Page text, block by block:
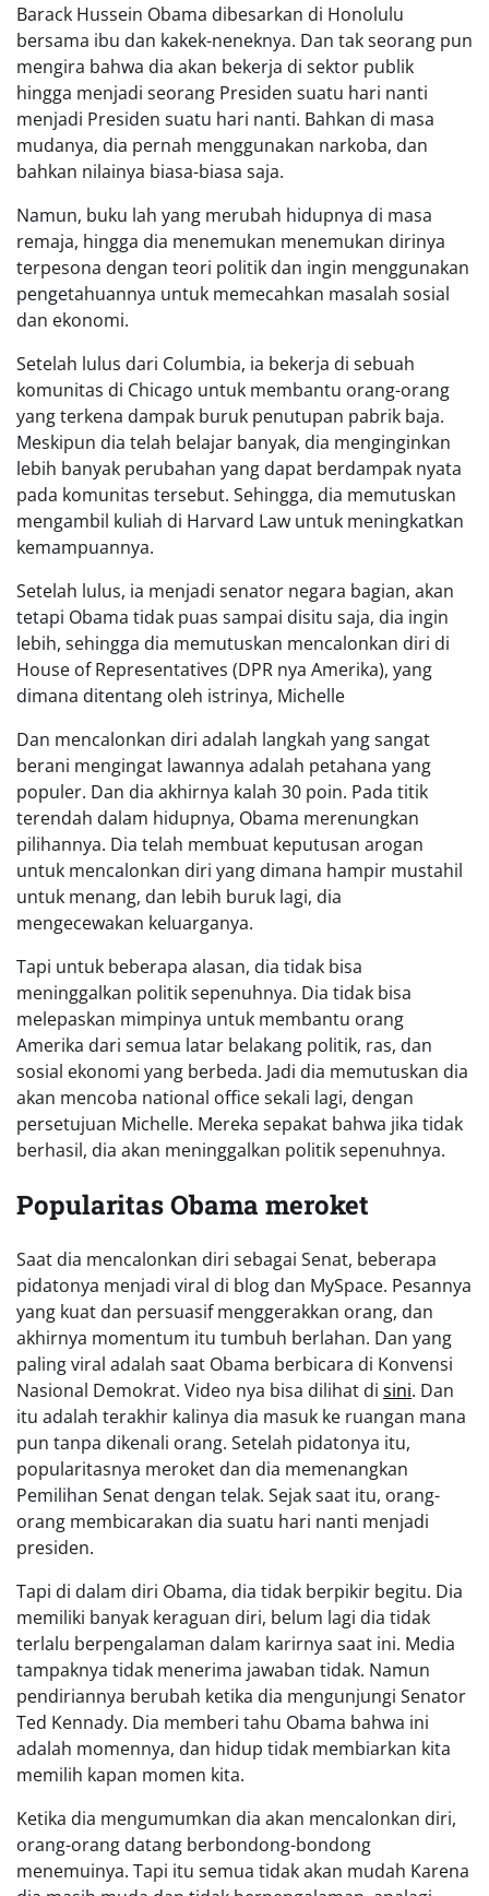
Barack Hussein Obama dibesarkan di Honolulu
bersama ibu dan kakek-neneknya. Dan tak seorang pun
mengira bahwa dia akan bekerja di sektor publik
hingga menjadi seorang Presiden suatu hari nanti
menjadi Presiden suatu hari nanti. Bahkan di masa
mudanya, dia pernah menggunakan narkoba, dan
bahkan nilainya biasa-biasa saja.
Namun, buku lah yang merubah hidupnya di masa
remaja, hingga dia menemukan menemukan dirinya
terpesona dengan teori politik dan ingin menggunakan
pengetahuannya untuk memecahkan masalah sosial
dan ekonomi.
Setelah lulus dari Columbia, ia bekerja di sebuah
komunitas di Chicago untuk membantu orang-orang
yang terkena dampak buruk penutupan pabrik baja.
Meskipun dia telah belajar banyak, dia menginginkan
lebih banyak perubahan yang dapat berdampak nyata
pada komunitas tersebut. Sehingga, dia memutuskan
mengambil kuliah di Harvard Law untuk meningkatkan
kemampuannya.
Setelah lulus, ia menjadi senator negara bagian, akan
tetapi Obama tidak puas sampai disitu saja, dia ingin
lebih, sehingga dia memutuskan mencalonkan diri di
House of Representatives (DPR nya Amerika), yang
dimana ditentang oleh istrinya, Michelle
Dan mencalonkan diri adalah langkah yang sangat
berani mengingat lawannya adalah petahana yang
populer. Dan dia akhirnya kalah 30 poin. Pada titik
terendah dalam hidupnya, Obama merenungkan
pilihannya. Dia telah membuat keputusan arogan
untuk mencalonkan diri yang dimana hampir mustahil
untuk menang, dan lebih buruk lagi, dia
mengecewakan keluarganya.
Tapi untuk beberapa alasan, dia tidak bisa
meninggalkan politik sepenuhnya. Dia tidak bisa
melepaskan mimpinya untuk membantu orang
Amerika dari semua latar belakang politik, ras, dan
sosial ekonomi yang berbeda. Jadi dia memutuskan dia
akan mencoba national office sekali lagi, dengan
persetujuan Michelle. Mereka sepakat bahwa jika tidak
berhasil, dia akan meninggalkan politik sepenuhnya.
Popularitas Obama meroket
Saat dia mencalonkan diri sebagai Senat, beberapa
pidatonya menjadi viral di blog dan MySpace. Pesannya
yang kuat dan persuasif menggerakkan orang, dan
akhirnya momentum itu tumbuh berlahan. Dan yang
paling viral adalah saat Obama berbicara di Konvensi
Nasional Demokrat. Video nya bisa dilihat di sini. Dan
itu adalah terakhir kalinya dia masuk ke ruangan mana
pun tanpa dikenali orang. Setelah pidatonya itu,
popularitasnya meroket dan dia memenangkan
Pemilihan Senat dengan telak. Sejak saat itu, orang-
orang membicarakan dia suatu hari nanti menjadi
presiden.
Tapi di dalam diri Obama, dia tidak berpikir begitu. Dia
memiliki banyak keraguan diri, belum lagi dia tidak
terlalu berpengalaman dalam karirnya saat ini. Media
tampaknya tidak menerima jawaban tidak. Namun
pendiriannya berubah ketika dia mengunjungi Senator
Ted Kennady. Dia memberi tahu Obama bahwa ini
adalah momennya, dan hidup tidak membiarkan kita
memilih kapan momen kita.
Ketika dia mengumumkan dia akan mencalonkan diri,
orang-orang datang berbondong-bondong
menemuinya. Tapi itu semua tidak akan mudah Karena